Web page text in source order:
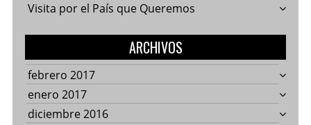
Visita por el País que Queremos
ARCHIVOS
febrero 2017
enero 2017
diciembre 2016